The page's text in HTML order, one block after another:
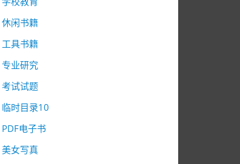
休闲书籍
工具书籍
专业研究
考试试题
临时目录10
PDF电子书
美女写真